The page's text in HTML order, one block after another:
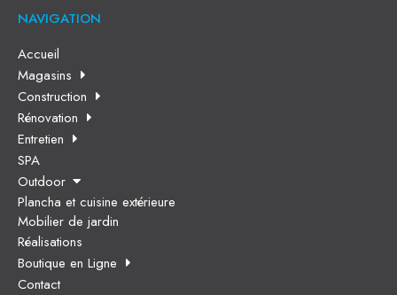
NAVIGATION
Accueil
Magasins
Construction
Rénovation
Entretien
SPA
Outdoor
Plancha et cuisine extérieure
Mobilier de jardin
Réalisations
Boutique en Ligne
Contact